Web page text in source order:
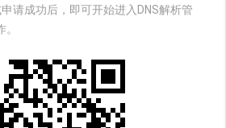
成功后，即可开始进入DNS解析管